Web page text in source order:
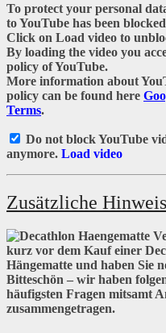
To protect your personal
to YouTube has been
Click on Load video to
By loading the video you
policy of YouTube.
More information about
policy can be found here
Terms.
Do not block YouTube
anymore. Load video
Zusätzliche
kurz vor dem Kauf einer
Hängematte und haben Sie
Bitteschön – wir haben
häufigsten Fragen mitsamt
zusammengetragen.